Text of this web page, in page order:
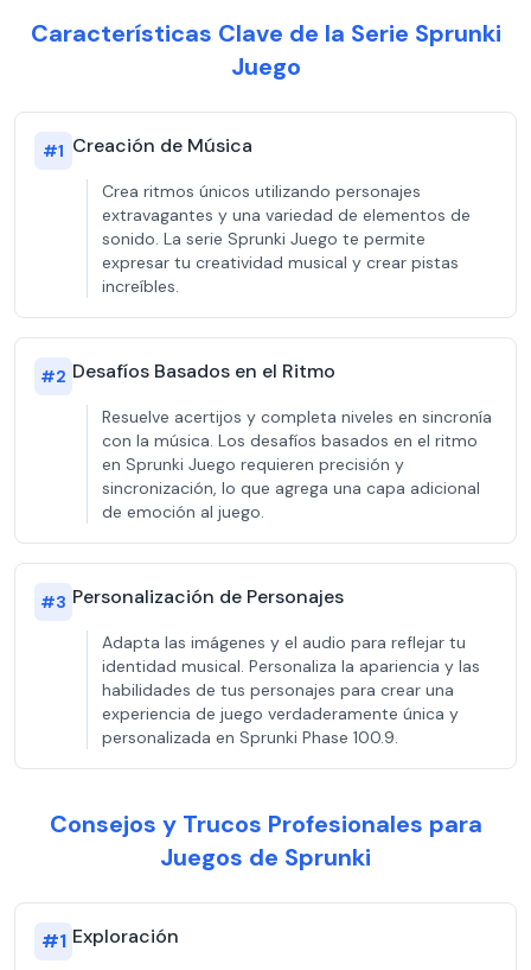
Características Clave de la Serie Sprunki
Juego
#1 Creación de Música
Crea ritmos únicos utilizando personajes
extravagantes y una variedad de elementos de
sonido. La serie Sprunki Juego te permite
expresar tu creatividad musical y crear pistas
increíbles.
#2 Desafíos Basados en el Ritmo
Resuelve acertijos y completa niveles en sincronía
con la música. Los desafíos basados en el ritmo
en Sprunki Juego requieren precisión y
sincronización, lo que agrega una capa adicional
de emoción al juego.
#3 Personalización de Personajes
Adapta las imágenes y el audio para reflejar tu
identidad musical. Personaliza la apariencia y las
habilidades de tus personajes para crear una
experiencia de juego verdaderamente única y
personalizada en Sprunki Phase 100.9.
Consejos y Trucos Profesionales para
Juegos de Sprunki
#1 Exploración